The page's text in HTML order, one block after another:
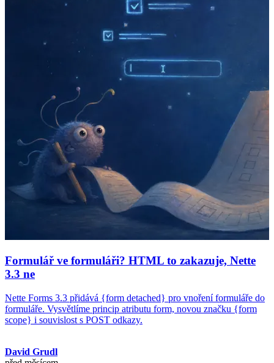
Formulář ve formuláři? HTML to zakazuje, Nette
3.3 ne
Nette Forms 3.3 přidává {form detached} pro vnoření formuláře do
formuláře. Vysvětlíme princip atributu form, novou značku {form
scope} i souvislost s POST odkazy.
David Grudl